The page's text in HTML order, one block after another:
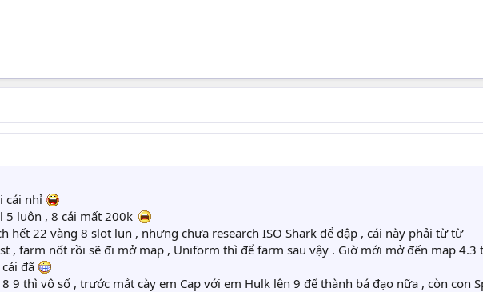
cái nhỉ
5 luôn , 8 cái mất 200k
hết 22 vàng 8 slot lun , nhưng chưa research ISO Shark để đập , cái này phải từ từ
, farm nốt rồi sẽ đi mở map , Uniform thì để farm sau vậy . Giờ mới mở đến map
đã
9 thì vô số , trước mắt cày em Cap với em Hulk lên 9 để thành bá đạo nữa , còn con